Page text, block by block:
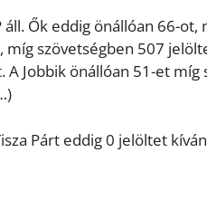
Ők eddig önállóan 66-
szövetségben 507
Jobbik önállóan 51-et míg
Párt eddig 0 jelöltet